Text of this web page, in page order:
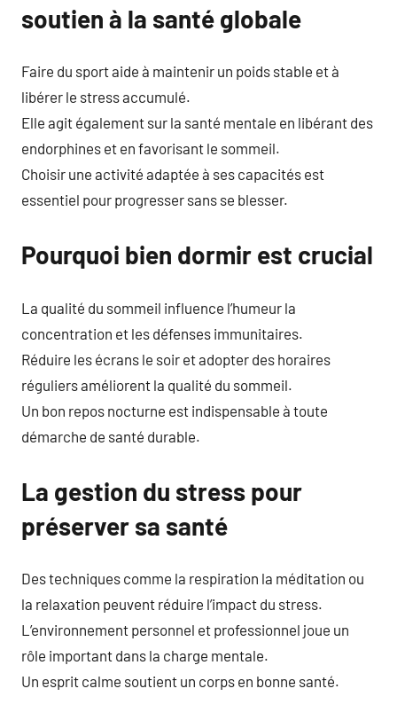
soutien à la santé globale
Faire du sport aide à maintenir un poids stable et à
libérer le stress accumulé.
Elle agit également sur la santé mentale en libérant des
endorphines et en favorisant le sommeil.
Choisir une activité adaptée à ses capacités est
essentiel pour progresser sans se blesser.
Pourquoi bien dormir est crucial
La qualité du sommeil influence l’humeur la
concentration et les défenses immunitaires.
Réduire les écrans le soir et adopter des horaires
réguliers améliorent la qualité du sommeil.
Un bon repos nocturne est indispensable à toute
démarche de santé durable.
La gestion du stress pour
préserver sa santé
Des techniques comme la respiration la méditation ou
la relaxation peuvent réduire l’impact du stress.
L’environnement personnel et professionnel joue un
rôle important dans la charge mentale.
Un esprit calme soutient un corps en bonne santé.